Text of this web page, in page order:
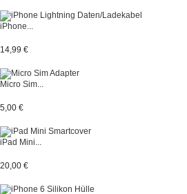
iPhone...
14,99 €
Micro Sim...
5,00 €
iPad Mini...
20,00 €